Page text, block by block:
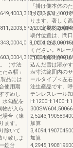
（寸法
み幅」
品には
使用期
すめし
水勾配を
物が入ら
場合（凍
ます。
除いて
り致しま
錠台
「掛け側本体の
れています。（
ります。著しく
め、定期的な点
取付位置は、間
してください。※
ください。※レ
門扉の開閉がで
込んだ雪は溶か
表寸法範囲内の
ールタイプ＜左
注生産品です。
テンレスレール
加算
加算